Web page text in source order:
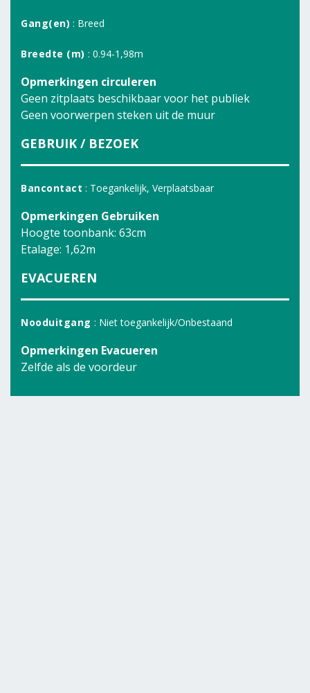
Gang(en) : Breed
Breedte (m) : 0.94-1,98m
Opmerkingen circuleren
Geen zitplaats beschikbaar voor het publiek
Geen voorwerpen steken uit de muur
GEBRUIK / BEZOEK
Bancontact : Toegankelijk, Verplaatsbaar
Opmerkingen Gebruiken
Hoogte toonbank: 63cm
Etalage: 1,62m
EVACUEREN
Nooduitgang : Niet toegankelijk/Onbestaand
Opmerkingen Evacueren
Zelfde als de voordeur